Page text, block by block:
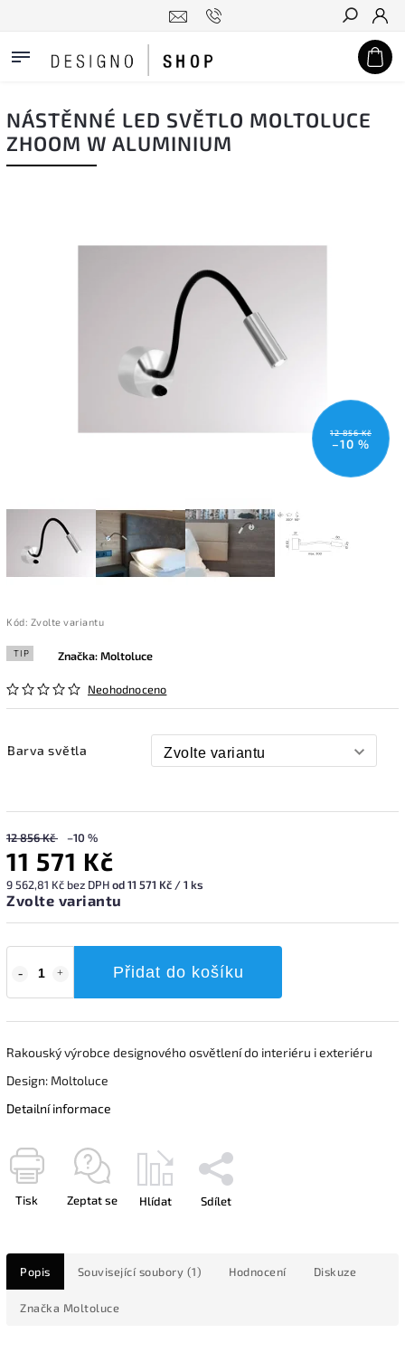
Hledat
NÁSTĚNNÉ LED SVĚTLO MOLTOLUCE
ZHOOM W ALUMINIUM
12 856 Kč
–10 %
Kód: Zvolte variantu
TIP
Neohodnoceno
Značka:Moltoluce
Barva světla
12 856 Kč –10 %
11 571 Kč
9 562,81 Kč bez DPHod 11 571 Kč / 1 ks
Zvolte variantu
Přidat do košíku
Rakouský výrobce designového osvětlení do interiéru i exteriéru
Design: Moltoluce
Detailní informace
Tisk Zeptat se Hlídat Sdílet
Popis Související soubory (1) Hodnocení Diskuze
Značka Moltoluce